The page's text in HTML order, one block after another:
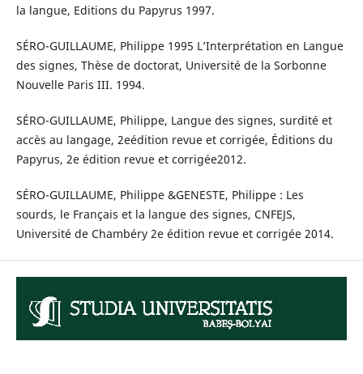
la langue, Editions du Papyrus 1997.
SÉRO-GUILLAUME, Philippe 1995 L’Interprétation en Langue
des signes, Thèse de doctorat, Université de la Sorbonne
Nouvelle Paris III. 1994.
SÉRO-GUILLAUME, Philippe, Langue des signes, surdité et
accès au langage, 2eédition revue et corrigée, Éditions du
Papyrus, 2e édition revue et corrigée2012.
SÉRO-GUILLAUME, Philippe &GENESTE, Philippe : Les
sourds, le Français et la langue des signes, CNFEJS,
Université de Chambéry 2e édition revue et corrigée 2014.